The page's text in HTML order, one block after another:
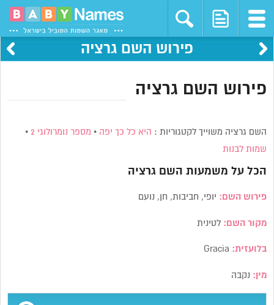
פירוש השם גרציה
פירוש השם גרציה
השם גרציה משוייך לקטגוריות : היא כל כך יפה • מספר נומרולוגי 2 •
שמות לבנות
הכל על משמעות השם גרציה
פירוש השם: יופי, חביבות, חן, נועם
מקור השם: לטינית
בלועזית:
מין: נקבה